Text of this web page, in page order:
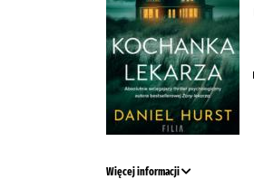
Więcej informacji